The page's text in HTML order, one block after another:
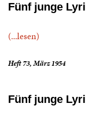
Fünf junge
(...lesen)
Heft 73, März 1954
Fünf junge